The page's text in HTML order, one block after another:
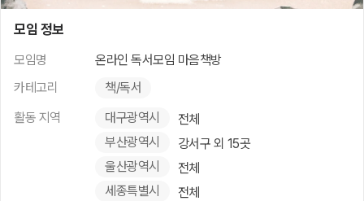
모임 정보
모임명
온라인 독서모임 마음책방
카테고리
책/독서
활동 지역
대구광역시
전체
부산광역시
강서구 외 15곳
울산광역시
전체
세종특별시
전체